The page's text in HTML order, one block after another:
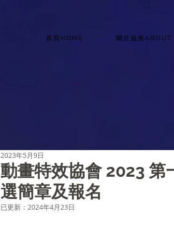
首頁HOME 關於協會ABOUT
動畫特效協會 2023 第
選簡章及報名
2023年5月9日
已更新： 2024年4月23日